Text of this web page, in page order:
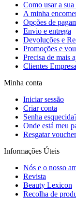
Como usar a sua
A minha
Opções de
Envio e entrega
Devoluções e
Promoções e
Precisa de mais
Clientes
Minha conta
Iniciar sessão
Criar conta
Senha
Onde está meu
Resgatar voucher
Informações Úteis
Nós e o nosso
Revista
Beauty Lexicon
Recolha de